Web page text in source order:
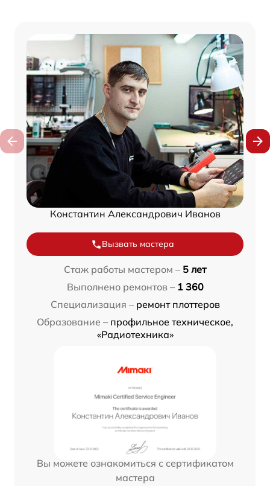
Константин Александрович Иванов
Вызвать мастера
Стаж работы мастером – 5 лет
Выполнено ремонтов – 1 360
Специализация – ремонт плоттеров
Образование – профильное техническое,
«Радиотехника»
Вы можете ознакомиться с сертификатом
мастера